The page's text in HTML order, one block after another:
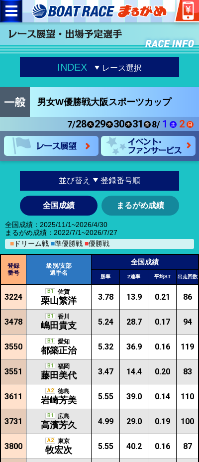
INDEX レース選択
男女W優勝戦大阪スポーツカップ
7/28 29 30 31 8/ 1 2
並び替え 登録番号順
全国成績 まるがめ成績
全国成績：2025/11/1~2026/4/30
まるがめ成績：2022/7/1~2026/7/27
■ ドリーム戦 ■準優勝戦 ■優勝戦
登録
番号
級別/支部
選手名
全国成績
勝率 2連率 平均ST 出走回数
3224
B1 佐賀
栗山繁洋 3.78 13.9 0.21 86
3478
B1 香川
嶋田貴支 5.24 28.7 0.17 94
3550
B1 愛知
都築正治 5.32 36.9 0.16 119
3551
B1 福岡
藤田美代 3.47 14.4 0.20 83
3611
A2 徳島
岩崎芳美 5.55 39.0 0.14 110
3731
B1 広島
高濱芳久 4.99 29.0 0.19 100
3800
A2 東京
牧宏次 5.55 40.2 0.16 87